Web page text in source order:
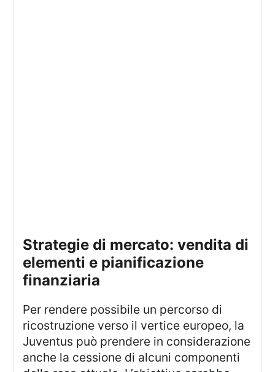
strategie di mercato: vendita di
elementi e pianificazione
finanziaria
Per rendere possibile un percorso di
ricostruzione verso il vertice europeo, la
Juventus può prendere in considerazione
anche la cessione di alcuni componenti